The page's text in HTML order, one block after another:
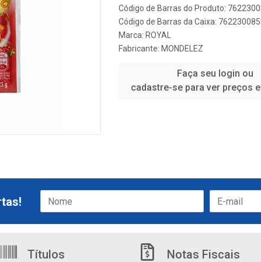
Código de Barras do Produto:
Código de Barras da Caixa:
Marca: ROYAL
Fabricante: MONDELEZ
Faça seu login ou
cadastre-se para ver preços
Títulos Notas Fiscais